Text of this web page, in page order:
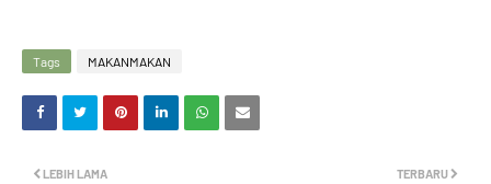
Tags MAKANMAKAN
TERBARU
LEBIH LAMA